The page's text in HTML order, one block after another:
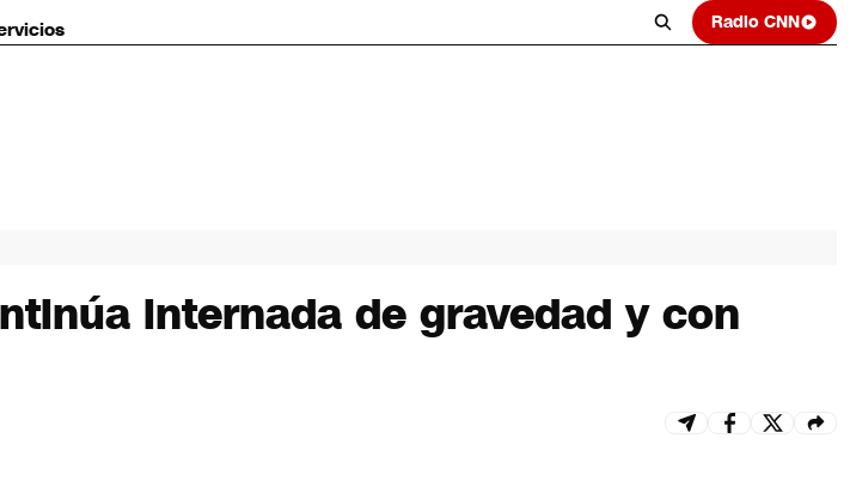
Radio CNN
internada de gravedad y con